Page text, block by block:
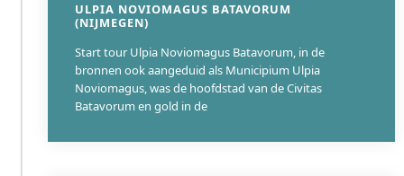
ULPIA NOVIOMAGUS BATAVORUM
(NIJMEGEN)
Start tour Ulpia Noviomagus Batavorum, in de
bronnen ook aangeduid als Municipium Ulpia
Noviomagus, was de hoofdstad van de Civitas
Batavorum en gold in de